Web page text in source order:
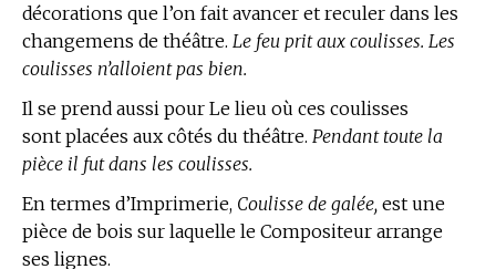
décorations que l’on fait avancer et reculer dans les
changemens de théâtre. Le feu prit aux coulisses. Les
coulisses n’alloient pas bien.
Il se prend aussi pour Le lieu où ces coulisses
sont placées aux côtés du théâtre. Pendant toute la
pièce il fut dans les coulisses.
En termes d’Imprimerie, Coulisse de galée, est une
pièce de bois sur laquelle le Compositeur arrange
ses lignes.